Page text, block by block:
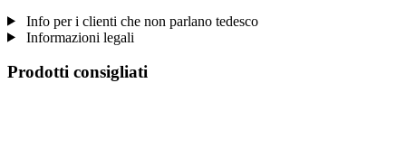
Info per i clienti che non parlano tedesco
Informazioni legali
Prodotti consigliati